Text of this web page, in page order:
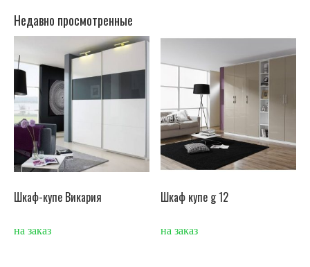
Недавно просмотренные
Шкаф-купе Викария
на заказ
Шкаф купе g 12
на заказ